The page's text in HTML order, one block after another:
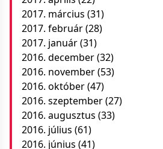
2017. március (31)
2017. február(28)
2017. január(31)
2016. december(32)
2016. november(53)
2016. október(47)
2016. szeptember(27)
2016. augusztus (33)
2016. július (61)
2016. június (41)